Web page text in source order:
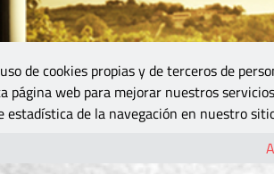
de cookies propias y de terceros de
página web para mejorar nuestros
de la navegación en nuestro